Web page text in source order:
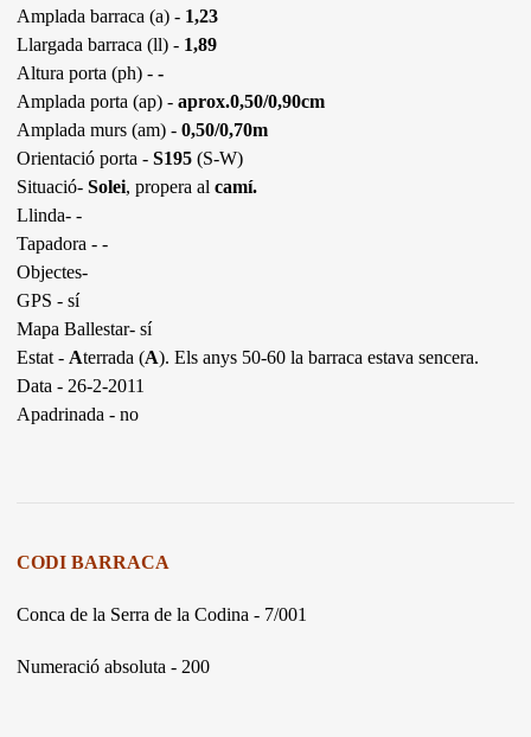
Amplada barraca (a) - 1,23
Llargada barraca (ll) - 1,89
Altura porta (ph) - -
Amplada porta (ap) -aprox.0,50/0,90cm
Amplada murs (am) -0,50/0,70m
Orientació porta -S195 (S-W)
Situació-Solei, propera alcamí.
Llinda- -
Tapadora - -
Objectes-
GPS - sí
Mapa Ballestar- sí
Estat - Aterrada (A). Els anys 50-60 la barraca estava sencera.
Data - 26-2-2011
Apadrinada - no
CODI BARRACA
Conca de la Serra de la Codina - 7/001
Numeració absoluta - 200